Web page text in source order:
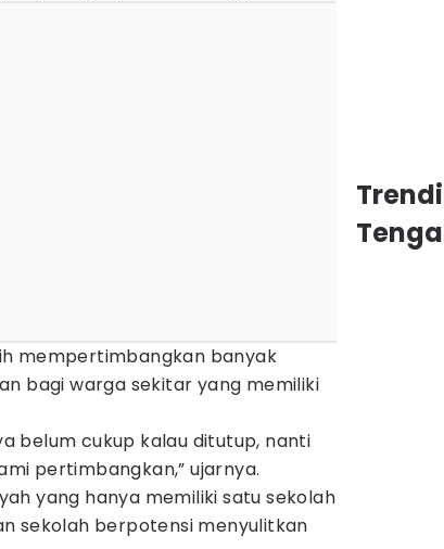
mempertimbangkan banyak
bagi warga sekitar yang memiliki
belum cukup kalau ditutup, nanti
pertimbangkan,” ujarnya.
yang hanya memiliki satu sekolah
sekolah berpotensi menyulitkan